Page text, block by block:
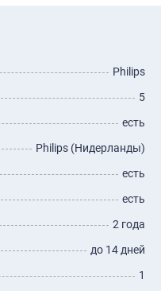
Philips
5
есть
Philips (Нидерланды)
есть
есть
2 года
до 14 дней
1